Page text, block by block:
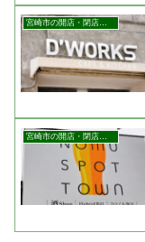
宮崎市の開店・閉店まとめ